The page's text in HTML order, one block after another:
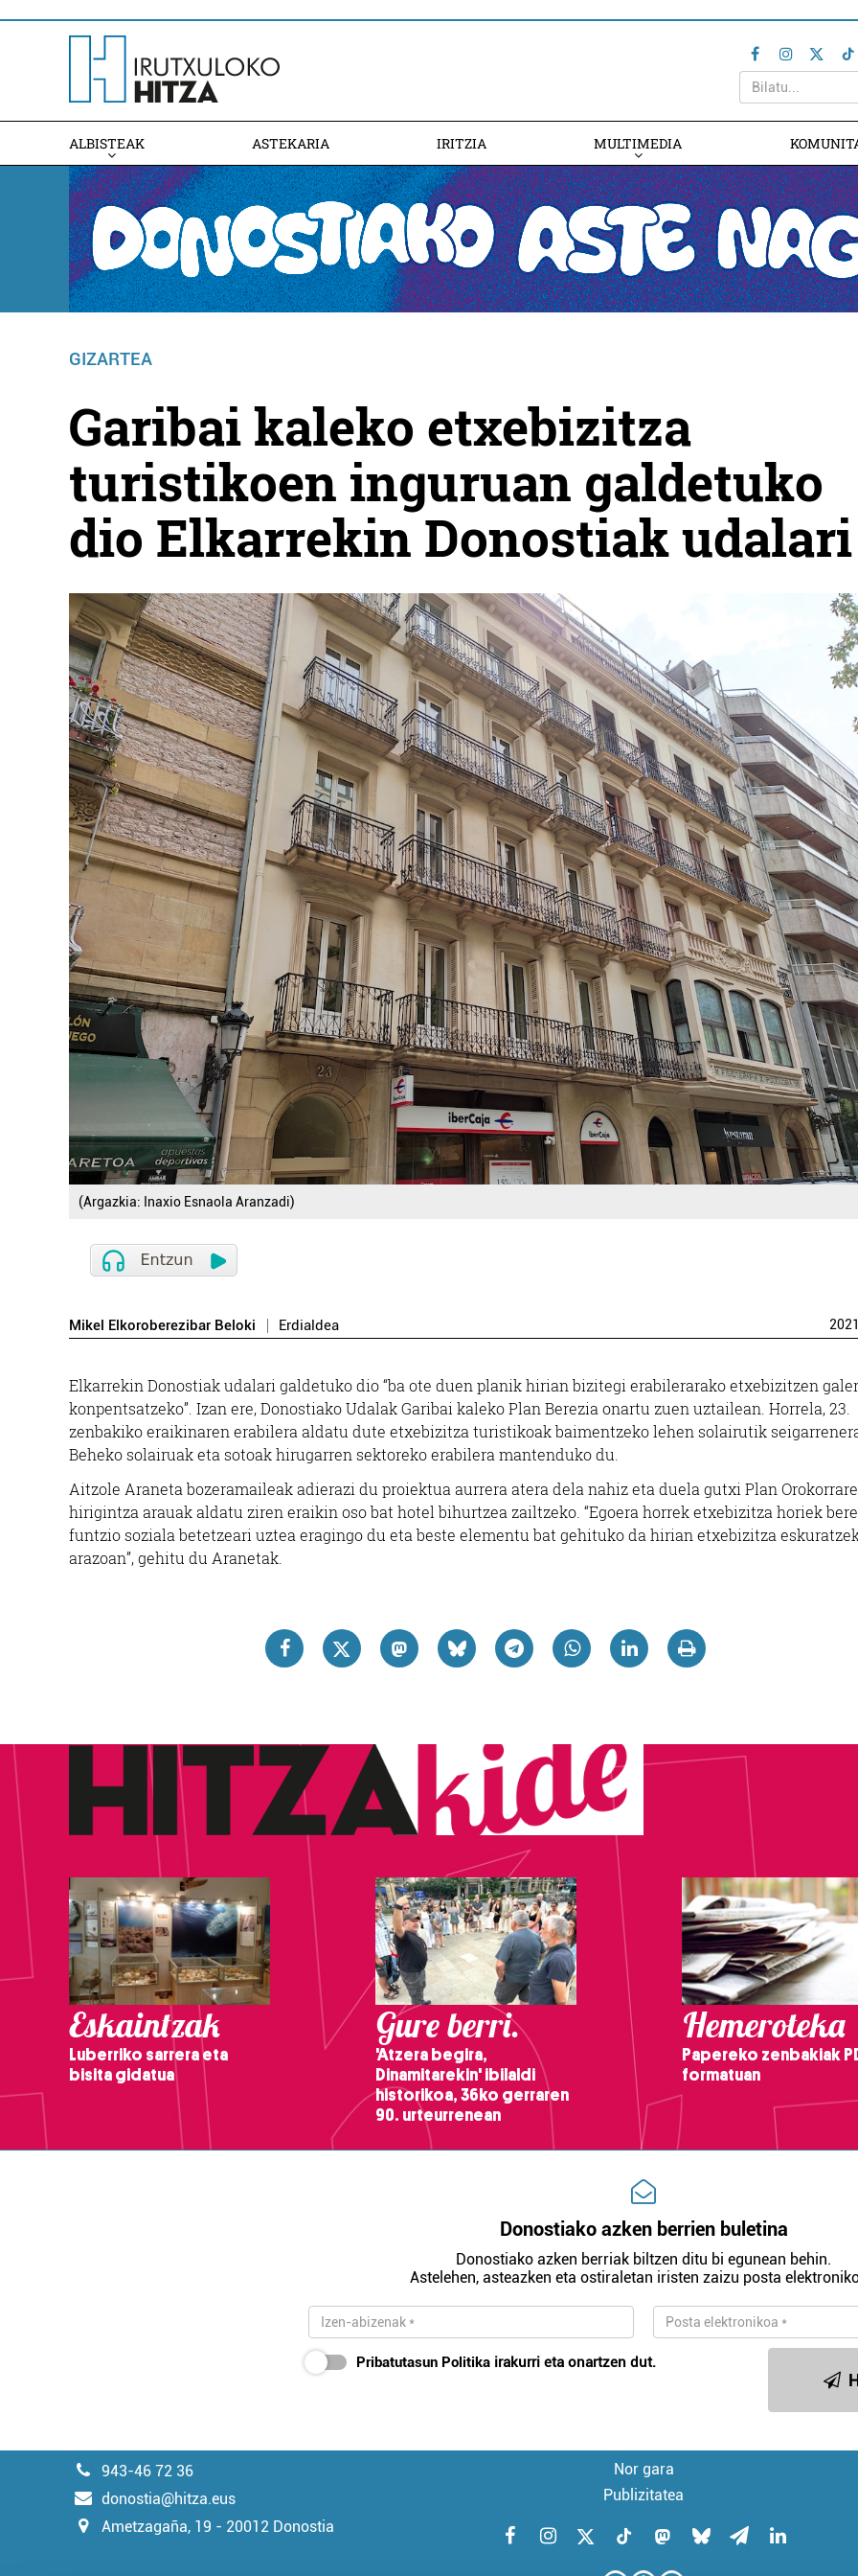
ALBISTEAK ASTEKARIA IRITZIA MULTIMEDIA
GIZARTEA
Garibai kaleko etxebizitza
turistikoen inguruan galdetuko
dio Elkarrekin Donostiak udalari
(Argazkia: Inaxio Esnaola Aranzadi)
Mikel Elkoroberezibar Beloki Erdialdea 2021
Elkarrekin Donostiak udalari galdetuko dio “ba ote duen planik hirian bizitegi erabilerarako etxebizitzen
konpentsatzeko”. Izan ere, Donostiako Udalak Garibai kaleko Plan Berezia onartu zuen uztailean. Horrela, 23.
zenbakiko eraikinaren erabilera aldatu dute etxebizitza turistikoak baimentzeko lehen solairutik
Beheko solairuak eta sotoak hirugarren sektoreko erabilera mantenduko du.
Aitzole Araneta bozeramaileak adierazi du proiektua aurrera atera dela nahiz eta duela gutxi Plan
hirigintza arauak aldatu ziren eraikin oso bat hotel bihurtzea zailtzeko. “Egoera horrek etxebizitza horiek
funtzio soziala betetzeari uztea eragingo du eta beste elementu bat gehituko da hirian etxebizitza
arazoan”, gehitu du Aranetak.
Eskaintzak
Luberriko sarrera eta
bisita gidatua
Gure berri.
'Atzera begira,
Dinamitarekin' ibilaldi
historikoa, 36ko gerraren
90. urteurrenean
Hemeroteka
Papereko zenbakiak
formatuan
Donostiako azken berrien buletina
Donostiako azken berriak biltzen ditu bi egunean behin.
Astelehen, asteazken eta ostiraletan iristen zaizu posta
Pribatutasun Politika irakurri eta onartzen dut.
943-46 72 36
donostia@hitza.eus
Ametzagaña, 19 - 20012 Donostia
Nor gara
Publizitatea